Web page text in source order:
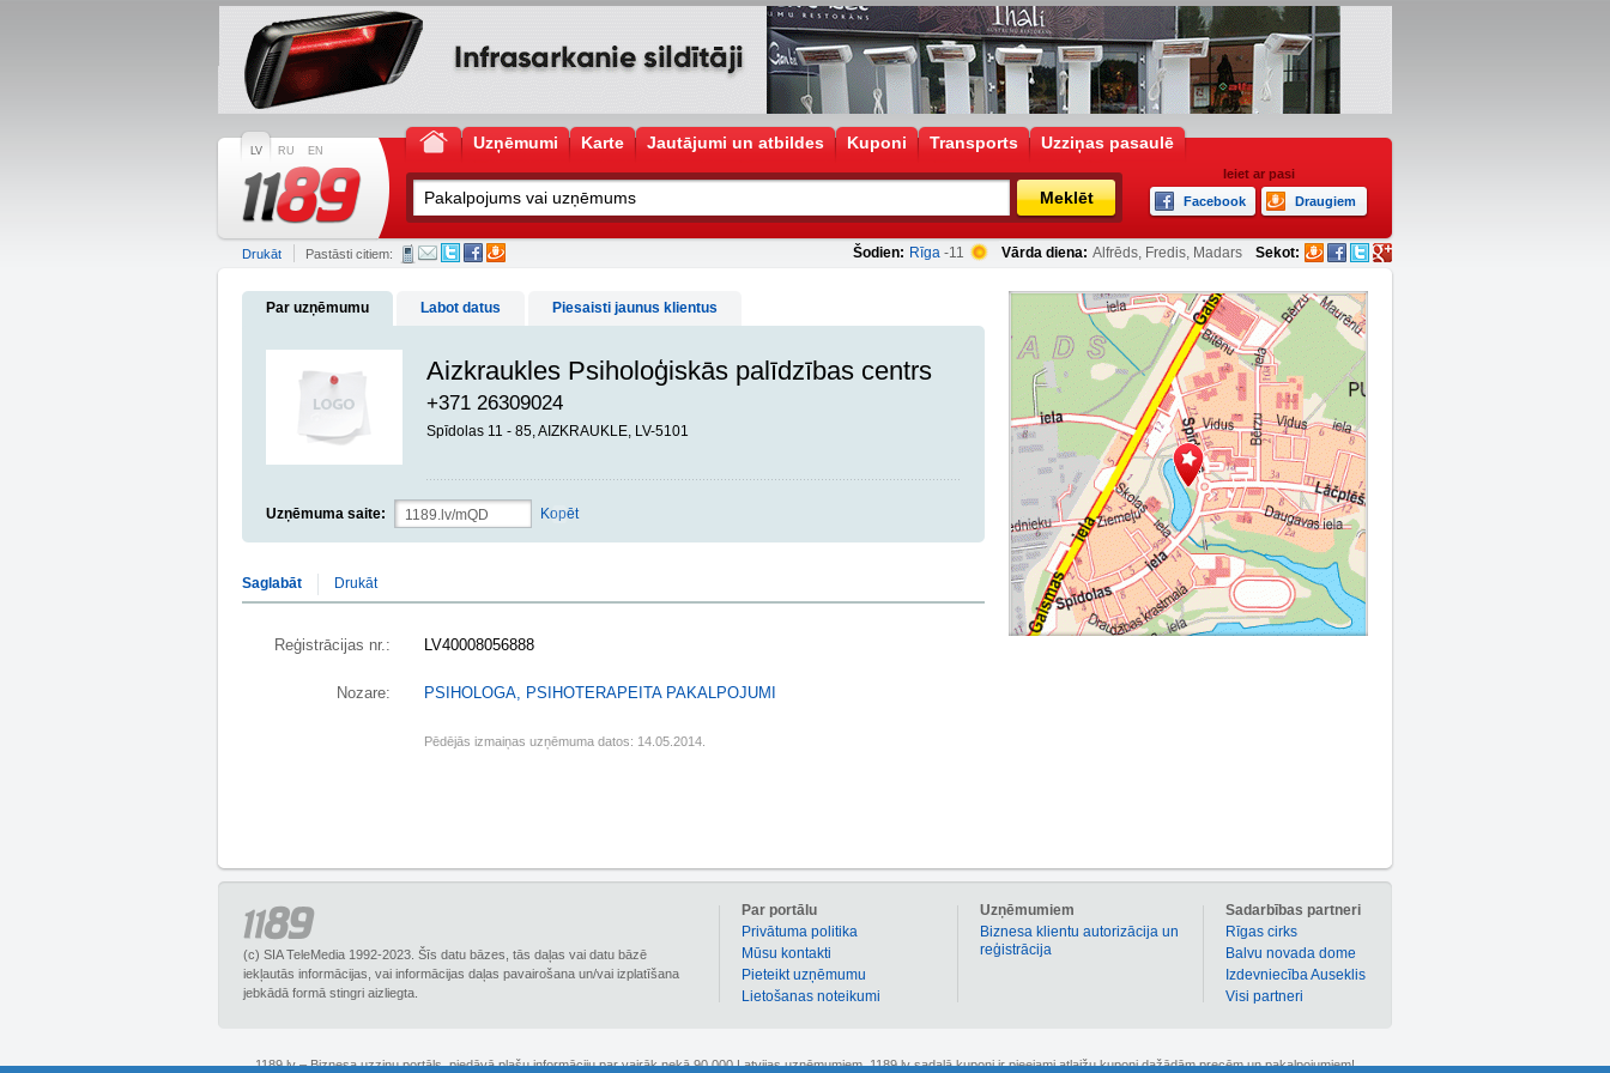
LV RU EN Uzņēmumi Karte Jautājumi un atbildes Kuponi Transports Uzziņas pasaulē
Meklēt
Ieiet ar pasi
Facebook
Draugiem
Šodien: Rīga -11 Vārda diena: Alfrēds, Fredis, Madars Sekot:
Drukāt Pastāsti citiem:
Par uzņēmumu Labot datus Piesaisti jaunus klientus
Aizkraukles Psiholoģiskās palīdzības centrs
+371 26309024
Spīdolas 11 - 85, AIZKRAUKLE, LV-5101
Uzņēmuma saite: Kopēt
Saglabāt Drukāt
Reģistrācijas nr.: LV40008056888
Nozare: PSIHOLOGA, PSIHOTERAPEITA PAKALPOJUMI
Pēdējās izmaiņas uzņēmuma datos: 14.05.2014.
(c) SIA TeleMedia 1992-2023. Šīs datu bāzes, tās daļas vai datu bāzē
iekļautās informācijas, vai informācijas daļas pavairošana un/vai izplatīšana
jebkādā formā stingri aizliegta.
Sadarbības partneri
Rīgas cirks
Balvu novada dome
Izdevniecība Auseklis
Visi partneri
Uzņēmumiem
Biznesa klientu autorizācija un
reģistrācija
Par portālu
Privātuma politika
Mūsu kontakti
Pieteikt uzņēmumu
Lietošanas noteikumi
1189.lv – Biznesa uzziņu portāls, piedāvā plašu informāciju par vairāk nekā 90 000 Latvijas uzņēmumiem. 1189.lv sadaļā kuponi ir pieejami atlaižu kuponi dažādām precēm un pakalpojumiem!